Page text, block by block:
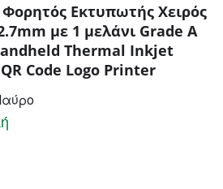
Φορητός Εκτυπωτής Χειρός
με 1 μελάνι Grade A
Thermal Inkjet
Code Logo Printer